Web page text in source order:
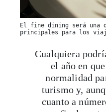
El fine dining será una
principales para los
Cualquiera
el año en
normalidad
turismo y,
cuanto a